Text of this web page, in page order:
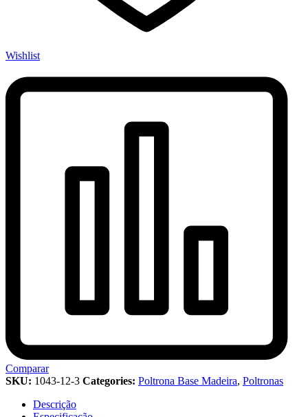
Wishlist
Comparar
SKU: 1043-12-3 Categories: Poltrona Base Madeira, Poltronas
Descrição